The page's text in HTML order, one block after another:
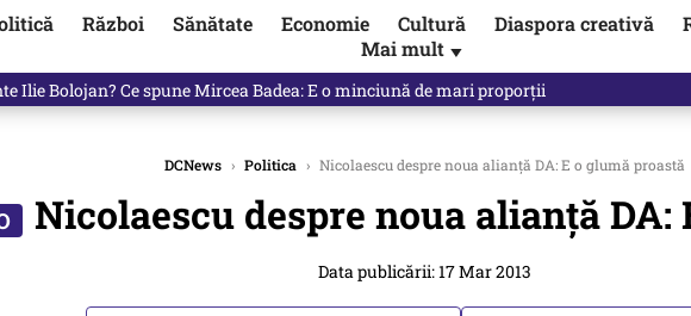
Război Sănătate Economie Cultură Diaspora creativă
Mai mult ▼
Ilie Bolojan? Victor Ponta ne dă răspunsul
DCNews › Politica › Nicolaescu despre noua alianță DA: E o glumă proastă
Nicolaescu despre noua alianță DA:
Data publicării: 17 Mar 2013